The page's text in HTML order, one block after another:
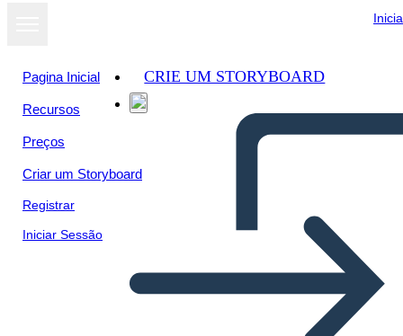
Pagina Inicial
Recursos
Preços
Criar um Storyboard
Registrar
Iniciar Sessão
CRIE UM STORYBOARD
Ver como
apresentação